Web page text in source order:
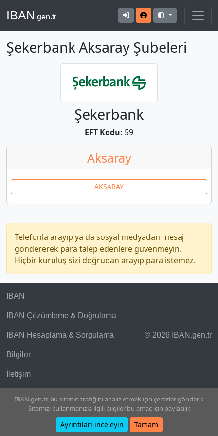
IBAN.gen.tr
Şekerbank Aksaray Şubeleri
Şekerbank
EFT Kodu: 59
Aksaray
AKSARAY
Telefonla arayıp ya da sosyal medyadan mesaj
göndererek para talep edenlere güvenmeyin.
Hiçbir kuruluş sizi doğrudan arayıp para istemez.
© 2026 IBAN.gen.tr
IBAN
IBAN Çözümleme & Doğrulama
IBAN Hesaplama & Sorgulama
Bilgiler
İletişim
IBAN.gen.tr, bu sitenin trafiğini analiz etmek için çerezler gönderir.
Sitemizi kullanmanızla ilgili bilgiler bu amaç için paylaşılır.
Ayrıntıları inceleyin Tamam